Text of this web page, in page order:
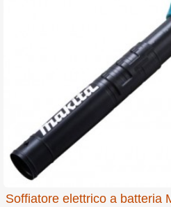
Soffiatore elettrico a batteria